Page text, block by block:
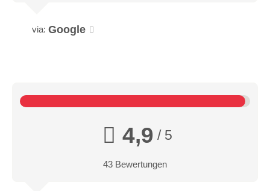
via: Google
4,9 / 5
43 Bewertungen